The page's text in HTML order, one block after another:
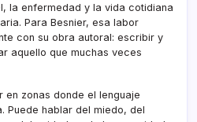
la enfermedad y la vida cotidiana
Para Besnier, esa labor
con su obra autoral: escribir y
aquello que muchas veces
en zonas donde el lenguaje
Puede hablar del miedo, del